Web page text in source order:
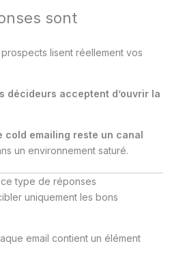
sont
lisent réellement vos
décideurs acceptent d’ouvrir la
cold emailing reste un canal
un environnement saturé.
type de réponses
uniquement les bons
email contient un élément